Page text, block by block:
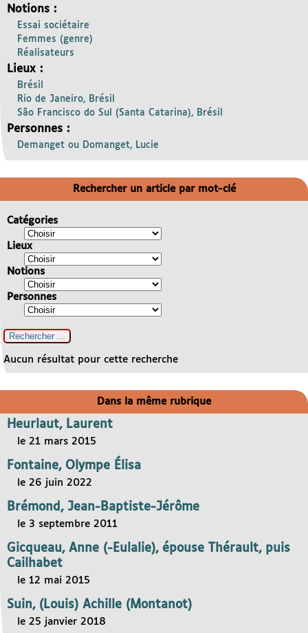
Notions :
Essai sociétaire
Femmes (genre)
Réalisateurs
Lieux :
Brésil
Rio de Janeiro, Brésil
São Francisco do Sul (Santa Catarina), Brésil
Personnes :
Demanget ou Domanget, Lucie
Rechercher un article par mot-clé
Catégories
Lieux
Notions
Personnes
Aucun résultat pour cette recherche
Dans la même rubrique
Heurlaut, Laurent
le 21 mars 2015
Fontaine, Olympe Élisa
le 26 juin 2022
Brémond, Jean-Baptiste-Jérôme
le 3 septembre 2011
Gicqueau, Anne (-Eulalie), épouse Thérault, puis
Cailhabet
le 12 mai 2015
Suin, (Louis) Achille (Montanot)
le 25 janvier 2018